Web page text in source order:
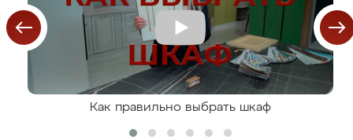
Как правильно выбрать шкаф